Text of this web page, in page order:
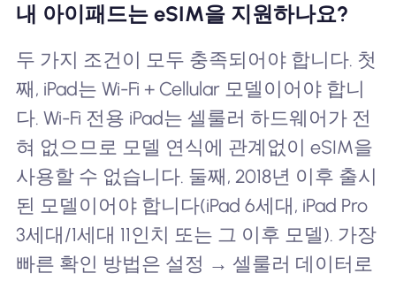
내 아이패드는 eSIM을 지원하나요?
두 가지 조건이 모두 충족되어야 합니다. 첫
째, iPad는 Wi-Fi + Cellular 모델이어야 합니
다. Wi-Fi 전용 iPad는 셀룰러 하드웨어가 전
혀 없으므로 모델 연식에 관계없이 eSIM을
사용할 수 없습니다. 둘째, 2018년 이후 출시
된 모델이어야 합니다(iPad 6세대, iPad Pro
3세대/1세대 11인치 또는 그 이후 모델). 가장
빠른 확인 방법은 설정 → 셀룰러 데이터로